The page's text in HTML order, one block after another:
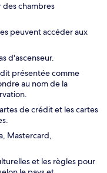
chambres
peuvent accéder aux
d'ascenseur.
présentée comme
au nom de la
de crédit et les cartes
Mastercard,
et les règles pour